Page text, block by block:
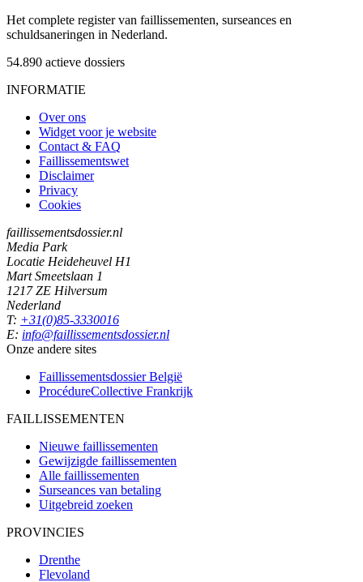
Het complete register van faillissementen, surseances en
schuldsaneringen in Nederland.
54.890 actieve dossiers
INFORMATIE
Over ons
Widget voor je website
Contact & FAQ
Faillissementswet
Disclaimer
Privacy
Cookies
faillissementsdossier.nl
Media Park
Locatie Heideheuvel H1
Mart Smeetslaan 1
1217 ZE Hilversum
Nederland
T: +31(0)85-3330016
E: info@faillissementsdossier.nl
Onze andere sites
Faillissementsdossier België
ProcédureCollective Frankrijk
FAILLISSEMENTEN
Nieuwe faillissementen
Gewijzigde faillissementen
Alle faillissementen
Surseances van betaling
Uitgebreid zoeken
PROVINCIES
Drenthe
Flevoland